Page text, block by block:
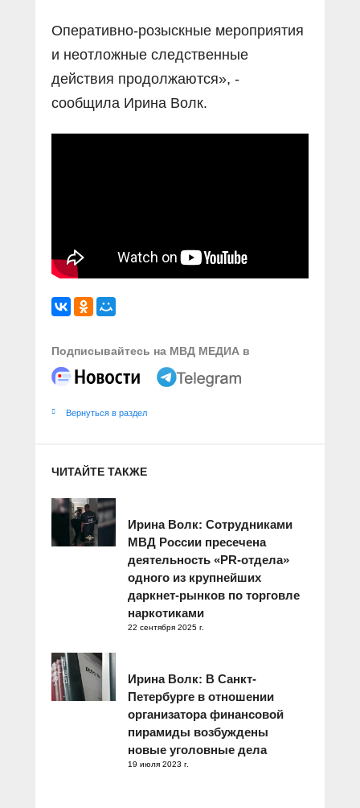
Оперативно-розыскные мероприятия
и неотложные следственные
действия продолжаются», -
сообщила Ирина Волк.
Подписывайтесь на МВД МЕДИА в
Вернуться в раздел
ЧИТАЙТЕ ТАКЖЕ
Ирина Волк: Сотрудниками
МВД России пресечена
деятельность «PR-отдела»
одного из крупнейших
даркнет-рынков по торговле
наркотиками
22 сентября 2025 г.
Ирина Волк: В Санкт-
Петербурге в отношении
организатора финансовой
пирамиды возбуждены
новые уголовные дела
19 июля 2023 г.